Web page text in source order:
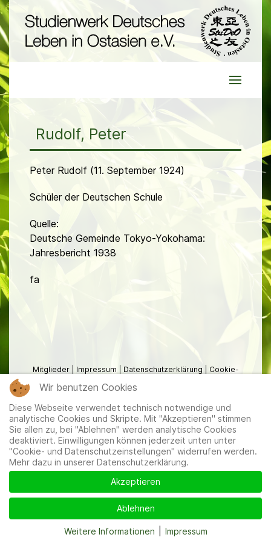
Rudolf, Peter
Peter Rudolf (11. September 1924)
Schüler der Deutschen Schule
Quelle:
Deutsche Gemeinde Tokyo-Yokohama:
Jahresbericht 1938
fa
Mitglieder Impressum Datenschutzerklärung
Cookie-
Wir benutzen Cookies
Diese Webseite verwendet technisch notwendige und
analytische Cookies und Skripte. Mit "Akzeptieren" stimmen
Sie allen zu, bei "Ablehnen" werden analytische Cookies
deaktiviert. Einwilligungen können jederzeit unten unter
"Cookie- und Datenschutzeinstellungen" widerrufen werden.
Mehr dazu in unserer Datenschutzerklärung.
Akzeptieren
Ablehnen
Weitere Informationen Impressum